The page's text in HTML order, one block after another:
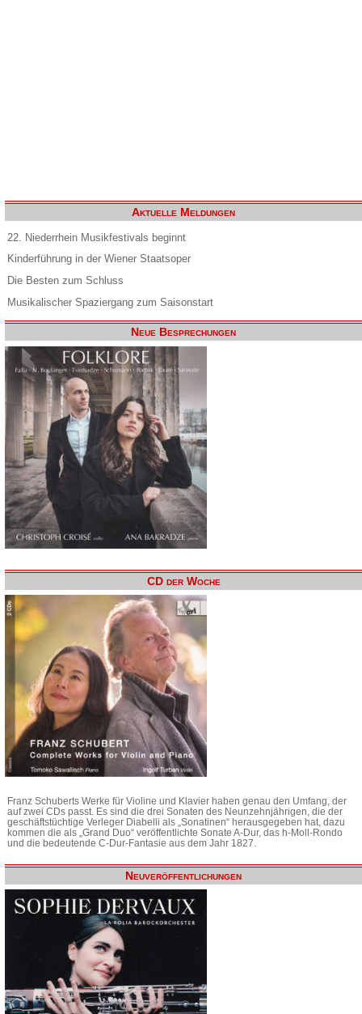
Aktuelle Meldungen
22. Niederrhein Musikfestivals beginnt
Kinderführung in der Wiener Staatsoper
Die Besten zum Schluss
Musikalischer Spaziergang zum Saisonstart
Neue Besprechungen
CD der Woche
Franz Schuberts Werke für Violine und Klavier haben genau den Umfang, der
auf zwei CDs passt. Es sind die drei Sonaten des Neunzehnjährigen, die der
geschäftstüchtige Verleger Diabelli als „Sonatinen“ herausgegeben hat, dazu
kommen die als „Grand Duo“ veröffentlichte Sonate A-Dur, das h-Moll-Rondo
und die bedeutende C-Dur-Fantasie aus dem Jahr 1827.
Neuveröffentlichungen